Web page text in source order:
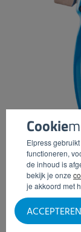
Cookie
Elpress
functioneren,
de inhoud is
bekijk je onze
je akkoord met
ACCEPTEREN